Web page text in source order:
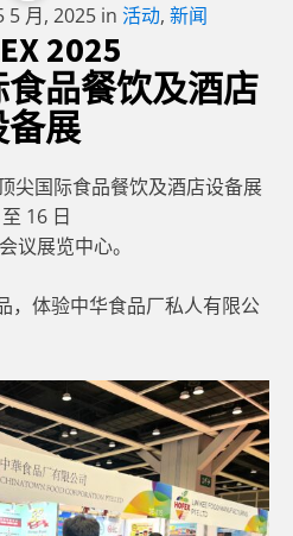
5 月, 2025 in 活动, 新闻
2025
品餐饮及酒店
备展
尖国际食品餐饮及酒店设备展
16 日
议展览中心。
，体验中华食品厂私人有限公